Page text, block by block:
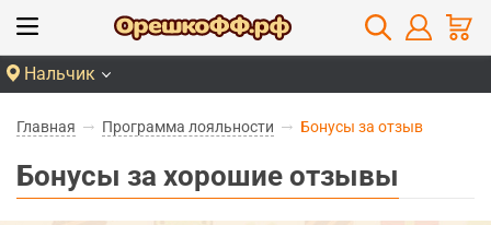
Нальчик
Главная Программа лояльности Бонусы за отзыв
Бонусы за хорошие отзывы